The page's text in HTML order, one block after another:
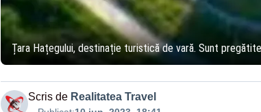
Țara Hațegului, destinație turistică de vară. Sunt
Scris de Realitatea Travel